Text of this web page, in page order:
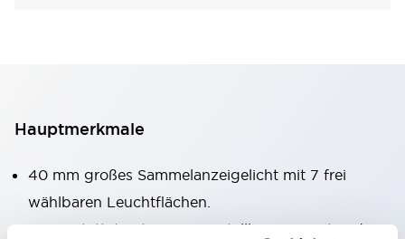
Hauptmerkmale
40 mm großes Sammelanzeigelicht mit 7 frei
wählbaren Leuchtflächen.
Ausgestattet mit einem verstellbaren Fenster, das